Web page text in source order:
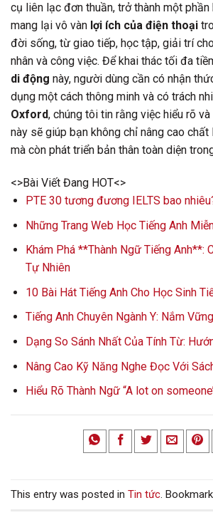
cụ liên lạc đơn thuần, trở thành một phần
mang lại vô vàn lợi ích của điện thoại
đời sống, từ giao tiếp, học tập, giải trí
nhân và công việc. Để khai thác tối đa
di động này, người dùng cần có nhận
dụng một cách thông minh và có trách
Oxford, chúng tôi tin rằng việc hiểu rõ
này sẽ giúp bạn không chỉ nâng cao
mà còn phát triển bản thân toàn diện
<>Bài Viết Đang HOT<>
PTE 30 tương đương IELTS bao
Những Trang Web Học Tiếng Anh
Khám Phá **Thành Ngữ Tiếng Anh**:
Tự Nhiên
10 Bài Hát Tiếng Anh Cho Học Sinh
Tiếng Anh Chuyên Ngành Y: Nắm
Dạng So Sánh Nhất Của Tính Từ:
Nâng Cao Kỹ Năng Nghe Đọc Với
Hiểu Rõ Thành Ngữ “A lot on
This entry was posted in Tin tức.